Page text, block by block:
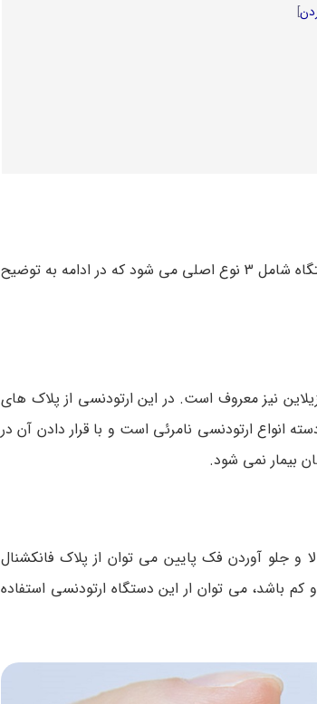
]
دستگاه ارتودنسی غیرثابت دندان انواع مختلفی دارد که کاربردهای متفاوتی نیز دارد. این دستگاه شامل 3 نوع اصلی می شود که در ادامه به توضیح
نیز معروف است. در این ارتودنسی از پلاک های
انواع ارتودنسی نامرئی است و با قرار دادن آن در
بیمار نمی شود.
جلو آوردن فک پایین می‌ توان از پلاک فانکشنال
باشد، می توان ار این دستگاه ارتودنسی استفاده